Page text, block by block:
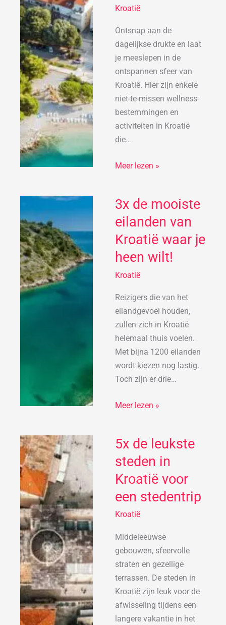
Kroatië
Ontsnap aan de
dagelijkse drukte en laat
je meeslepen in de
ontspannen sfeer van
Kroatië. Hier zijn enkele
niet-te-missen wellness-
bestemmingen en
activiteiten in Kroatië
die…
Kroatië
Meer lezen »
3x de mooiste
eilanden van
Kroatië waar je
heen wilt!
Kroatië
Reizigers die van het
eilandgevoel houden,
zullen zich in Kroatië
helemaal thuis voelen.
Met bijna 1200 eilanden
wordt kiezen nog lastig.
Toch zijn er drie…
3x
de
mooiste
eilanden
van
Kroatië
je
heen
wilt!
Meer lezen »
5x de leukste
steden in
Kroatië voor
een stedentrip
Kroatië
Middeleeuwse
gebouwen, sfeervolle
straten en gezellige
terrassen. De steden in
Kroatië zijn leuk voor de
afwisseling tijdens een
langere vakantie in het
5x
de
leukste
steden
in
Kroatië
een
stedentrip